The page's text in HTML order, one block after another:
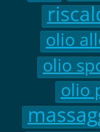
olio
olio
olio